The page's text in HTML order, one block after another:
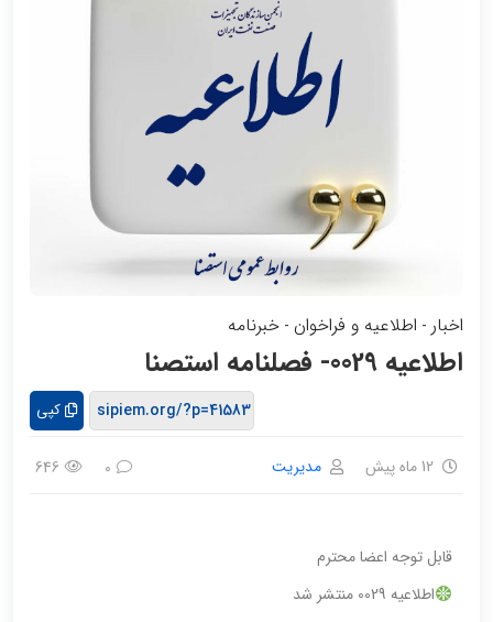
اخبار - اطلاعیه و فراخوان - خبرنامه
اطلاعیه 0029- فصلنامه استصنا
کپی
12 ماه پیش مدیریت 0
646
قابل توجه اعضا محترم
اطلاعیه 0029 منتشر شد